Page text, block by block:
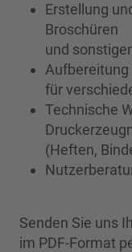
Erstellung
Broschüren
und
Aufbereitung
für
Technische
(Heften,
Senden Sie uns
im PDF-Format